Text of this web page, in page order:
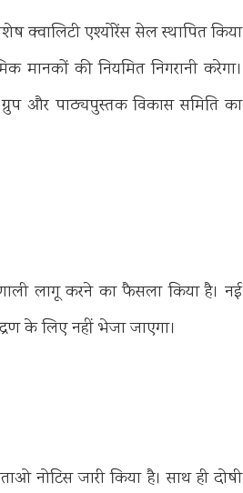
क्वालिटी एश्योरेंस सेल स्थापित किया
मानकों की नियमित निगरानी करेगा।
और पाठ्यपुस्तक विकास समिति का
लागू करने का फैसला किया है। नई
के लिए नहीं भेजा जाएगा।
नोटिस जारी किया है। साथ ही दोषी